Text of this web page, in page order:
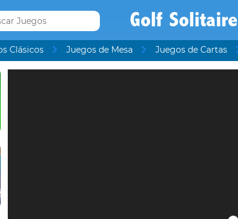
Golf Solitaire
Clásicos Juegos de Mesa Juegos de Cartas